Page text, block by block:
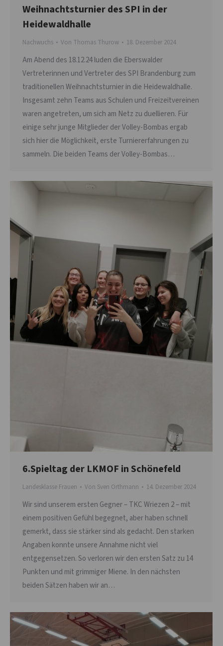
Weihnachtsturnier des SPI in der
Heidewaldhalle
Nachwuchs Von Thomas Thurow 18. Dezember 2024
Am Abend des 18.12.24 luden die Eberswalder
Vertreterinnen und Vertreter des SPI Brandenburg zum
traditionellen Weihnachtsturnier in die Heidewaldhalle.
Insgesamt zehn Teams aus Schulen und Freizeitvereinen
waren angetreten, um sich am Netz zu duellieren. Für
einige sehr junge Mitglieder der Volley-Bombas ergab
sich hier die Möglichkeit, erste Turniererfahrungen zu
sammeln. Die beiden Teams der Volley-Bombas…
6.Spieltag der LKMOF in Schönefeld
Landesklasse Frauen Von Sven Orthmann 14. Dezember 2024
Wir sind unserem ersten Gegner – TKC Wriezen 2 – mit
einem positiven Gefühl begegnet, aber haben schnell
gemerkt, dass sie stärker sind als gedacht. Den starken
Angaben konnte unsere Annahme nicht viel
entgegensetzen. So verloren wir den ersten Satz zu 14
Punkten und mit grimmiger Miene. In den nächsten
beiden Sätzen haben wir an…